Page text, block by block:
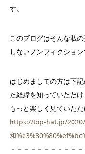
す。
このブログはそんな私
はじめましての方は下
た経緯を知っていただけ
もっと楽しく見ていた
https://top-hat.jp/2020/
和
－－－－－－－－－－